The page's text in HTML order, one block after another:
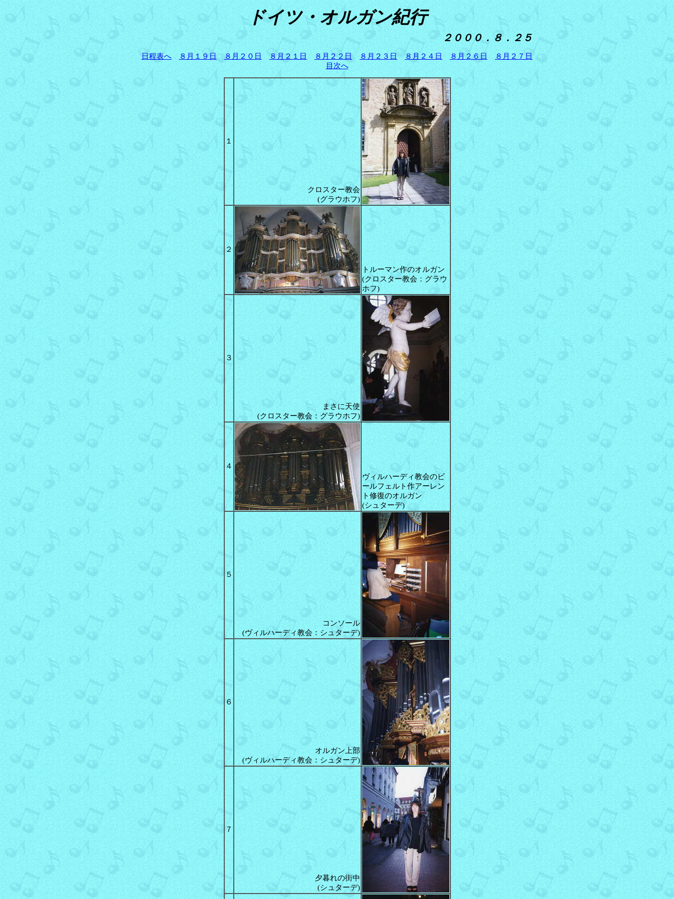
ドイツ・オルガン紀行
２０００．８．２５
日程表へ ８月１９日 ８月２０日 ８月２１日 ８月２２日 ８月２３日 ８月２４日 ８月２６日
８月２７日
目次へ
１
クロスター教会
(グラウホフ)
２
トルーマン作のオルガン
(クロスター教会：グラウ
ホフ)
３
まさに天使
(クロスター教会：グラウホフ)
４
ヴィルハーディ教会のビ
ールフェルト作アーレン
ト修復のオルガン
(シュターデ)
５
コンソール
(ヴィルハーディ教会：シュターデ)
６
オルガン上部
(ヴィルハーディ教会：シュターデ)
７
夕暮れの街中
(シュターデ)